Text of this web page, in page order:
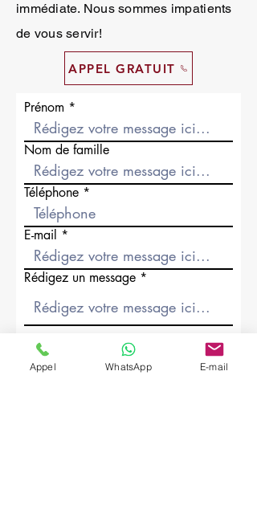
immédiate. Nous sommes impatients
de vous servir!
APPEL GRATUIT
Prénom
Nom de famille
Téléphone
E-mail
Rédigez un message
Société
Appel WhatsApp E-mail